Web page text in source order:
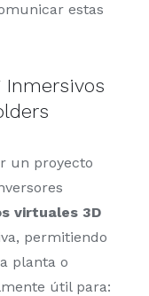
estas
un proyecto
virtuales 3D
permitiendo
planta o
útil para: